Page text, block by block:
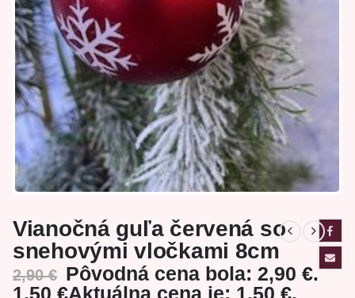
Vianočná guľa červená so
snehovými vločkami 8cm
2,90€ Pôvodná cena bola: 2,90 €.